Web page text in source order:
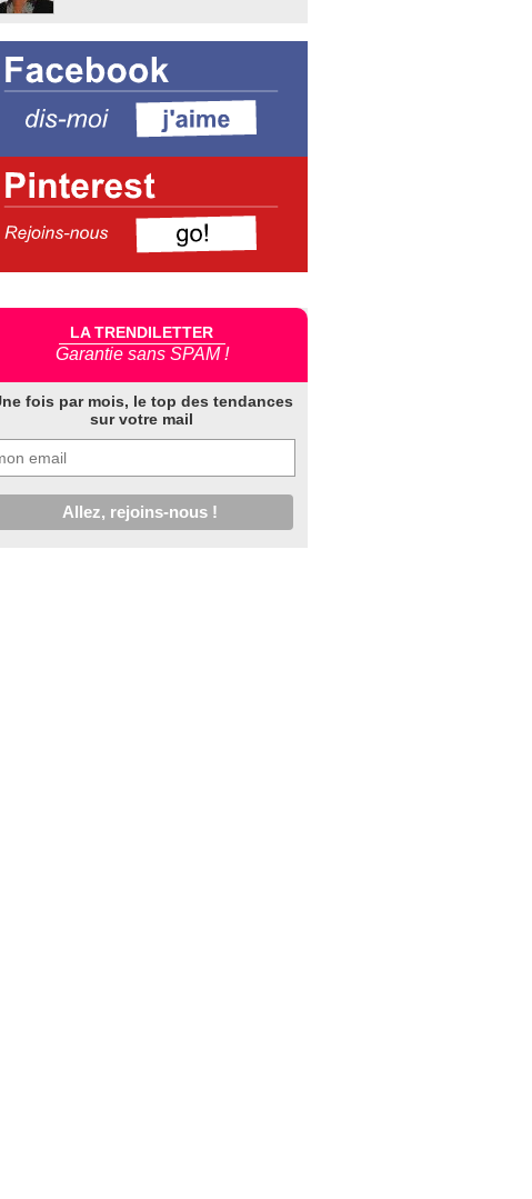
LA TRENDILETTER
Garantie sans SPAM !
fois par mois, le top des tendances
sur votre mail